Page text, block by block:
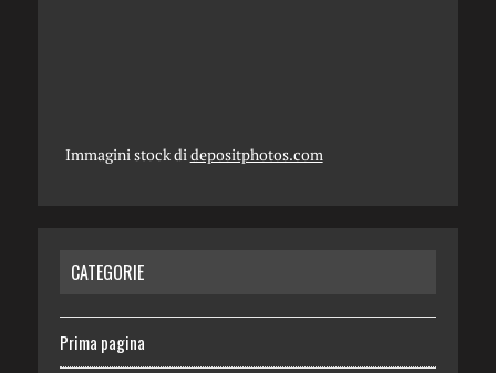
Immagini stock didepositphotos.com
CATEGORIE
Prima pagina